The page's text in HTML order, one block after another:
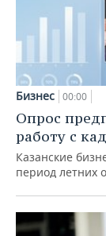
Бизнес 00:00
Опрос
работу с
Казанские
период летних